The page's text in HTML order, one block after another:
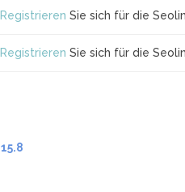
Registrieren Sie sich für die
Registrieren Sie sich für die
15.8